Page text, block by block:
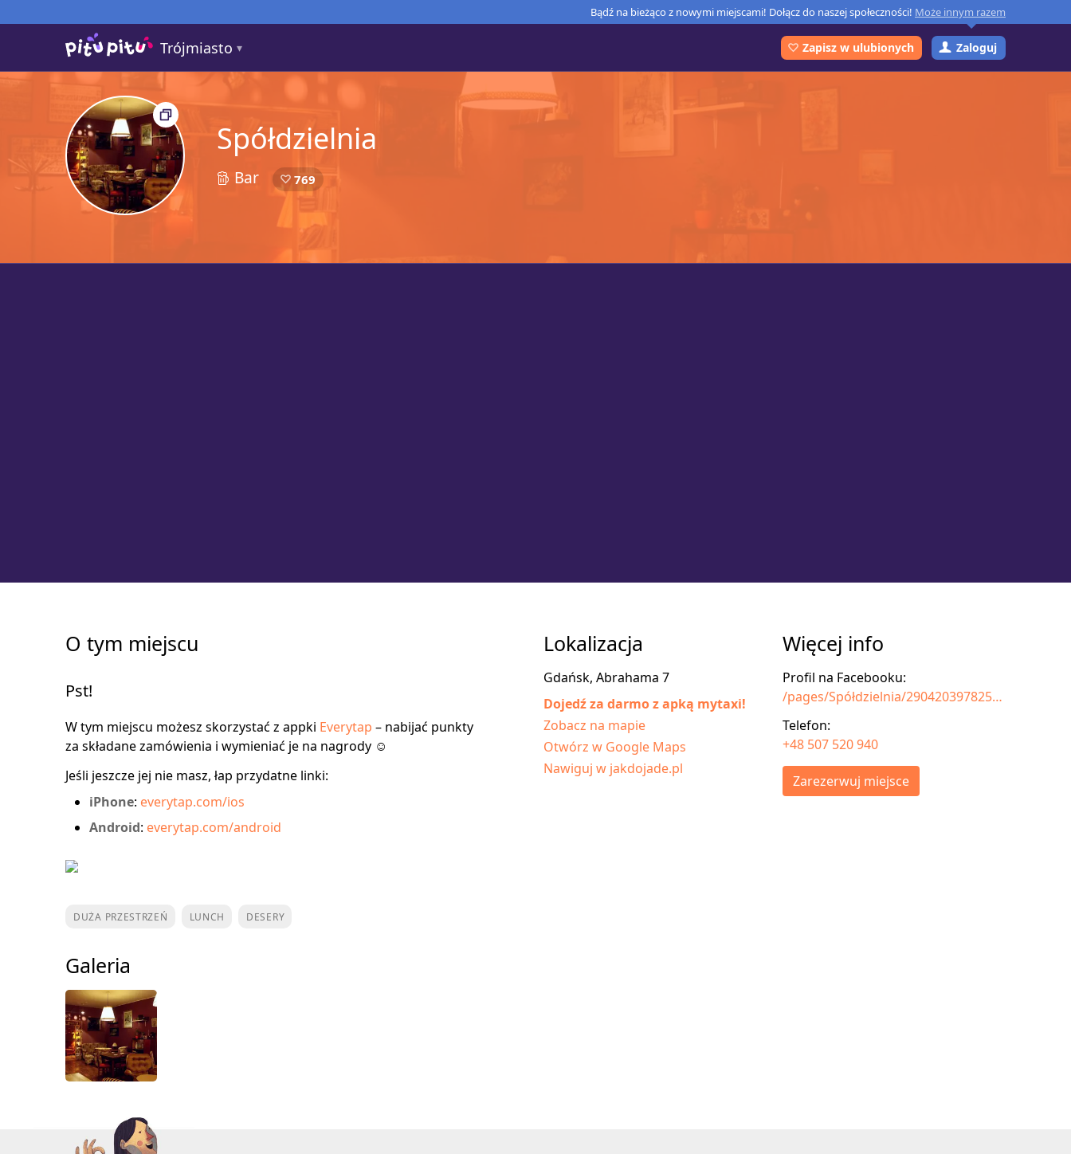
Bądź na bieżąco z nowymi miejscami! Dołącz do naszej społeczności! Może innym razem
Trójmiasto Zaloguj
Spółdzielnia
2 Bar 769
O tym miejscu
Pst!
W tym miejscu możesz skorzystać z appki Everytap – nabijać punkty
za składane zamówienia i wymieniać je na nagrody ☺
Jeśli jeszcze jej nie masz, łap przydatne linki:
iPhone: everytap.com/ios
Android: everytap.com/android
DUŻA PRZESTRZEŃ LUNCH DESERY
Galeria
Lokalizacja
Gdańsk, Abrahama 7
Dojedź za darmo z apką mytaxi!
Zobacz na mapie
Otwórz w Google Maps
Nawiguj w jakdojade.pl
Więcej info
Profil na Facebooku:
/pages/Spółdzielnia/290420397825046
Telefon:
+48 507 520 940
Zarezerwuj miejsce